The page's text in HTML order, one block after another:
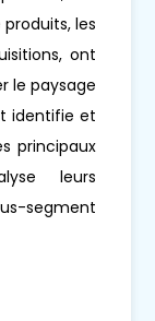
les
ont
le paysage
identifie et
principaux
leurs
segment